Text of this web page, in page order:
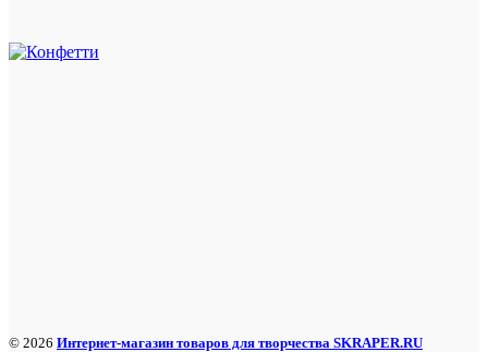
© 2026 Интернет-магазин товаров для творчества SKRAPER.RU